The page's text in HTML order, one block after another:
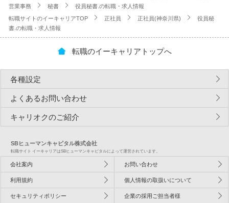
営業事務
秘書 役員秘書.の転職・求人情報
転職サイトのイーキャリアTOP 正社員 正社員(神奈川県)
役員秘
書.の転職・求人情報
転職のイーキャリアトップへ
各種設定
よくあるお問い合わせ
キャリオクのご紹介
SBヒューマンキャピタル株式会社
転職サイト イーキャリアはSBヒューマンキャピタルによって運営されています。
会社案内 お問い合わせ
利用規約 個人情報の取扱いについて
セキュリティポリシー 企業の採用ご担当者様